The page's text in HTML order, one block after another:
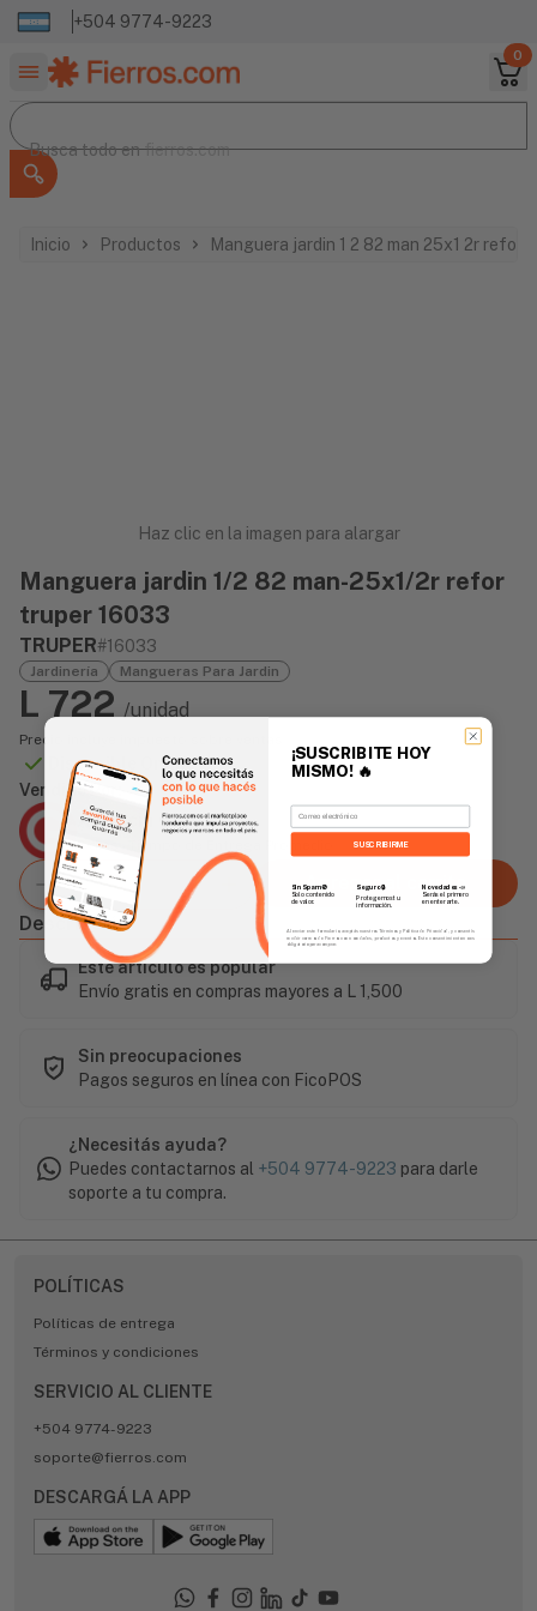
+504 9774-9223
0
Buscar productos
Busca todo en
Busca todo enfierros.com
Inicio Productos Manguera jardin 1 2 82 man 25x1 2r refor
Haz clic en la imagen para alargar
Manguera jardin 1/2 82 man-25x1/2r refor
truper 16033
TRUPER#16033
Jardinería Mangueras Para Jardin
L 722 /unidad
Precio incluye impuesto sobre ventas
Disponible Online
Vendido Por:
Agencia Global
2 días - Tiempo de Entrega Promedio
Agregar al carrito
Descripción
Este artículo es popular
Envío gratis en compras mayores a L 1,500
Sin preocupaciones
Pagos seguros en línea con FicoPOS
¿Necesitás ayuda?
Puedes contactarnos al +504 9774-9223 para darle
soporte a tu compra.
POLÍTICAS
Políticas de entrega
Términos y condiciones
SERVICIO AL CLIENTE
+504 9774-9223
soporte@fierros.com
DESCARGÁ LA APP
¡SUSCRIBITE HOY
MISMO! 🔥
Email
SUSCRIBIRME
Sin Spam 🚫
Solo contenido
de valor.
Seguro 🔒
Protegemos tu
información.
Novedades 📣
Serás el primero
en enterarte.
Al enviar este formulario, aceptás nuestros Términos y Política de Privacidad, y consentís
recibir correos de Fierros con novedades, productos y eventos. Este consentimiento no es
obligatorio para comprar.